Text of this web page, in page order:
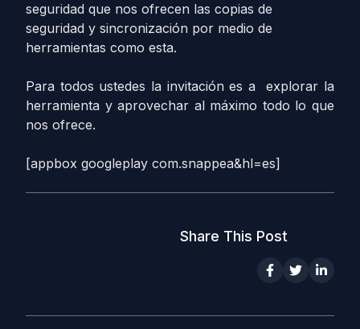
seguridad que nos ofrecen las copias de
seguridad y sincronización por medio de
herramientas como esta.
Para todos ustedes la invitación es a explorar la
herramienta y aprovechar al máximo todo lo que
nos ofrece.
[appbox googleplay com.snappea&hl=es]
Share This Post